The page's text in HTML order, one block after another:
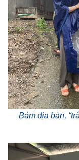
Bám địa bàn,